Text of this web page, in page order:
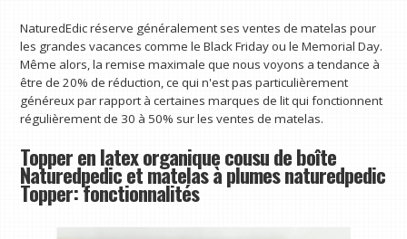
NaturedEdic réserve généralement ses ventes de matelas pour
les grandes vacances comme le Black Friday ou le Memorial Day.
Même alors, la remise maximale que nous voyons a tendance à
être de 20% de réduction, ce qui n'est pas particulièrement
généreux par rapport à certaines marques de lit qui fonctionnent
régulièrement de 30 à 50% sur les ventes de matelas.
Topper en latex organique cousu de boîte
Naturedpedic et matelas à plumes naturedpedic
Topper: fonctionnalités